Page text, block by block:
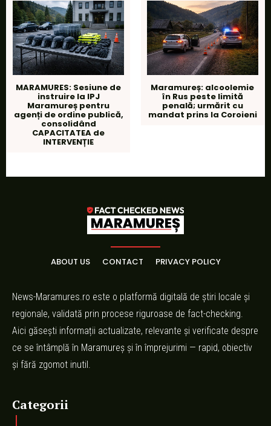
MARAMURES: Sesiune de
instruire la IPJ
Maramureș pentru
agenți de ordine publică,
consolidând
CAPACITATEA de
INTERVENȚIE
Maramureș: alcoolemie
în Rus peste limită
penală; urmărit cu
mandat prins la Coroieni
ABOUT US CONTACT PRIVACY POLICY
News-Maramures.ro este o platformă digitală de știri locale și
regionale, validată prin procese riguroase de fact-checking.
Aici găsești informații actualizate, relevante și verificate despre
ce se întâmplă în Maramureș și în împrejurimi — rapid, obiectiv
și fără zgomot inutil.
Categorii